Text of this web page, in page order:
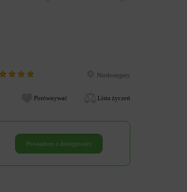
Niedostępny
Porównywać Lista życzeń
Powiadom o dostępności